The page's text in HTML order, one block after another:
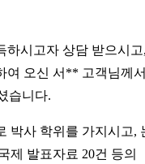
하시고자 상담 받으시
여 오신 서** 고객님께서
습니다.
박사 학위를 가지시고,
제 발표자료 20건 등의